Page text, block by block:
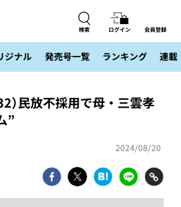
検索 ログイン 会員登録
ジナル 発売号一覧 ランキング 連載
）民放不採用で母・三雲孝
”
2024/08/20